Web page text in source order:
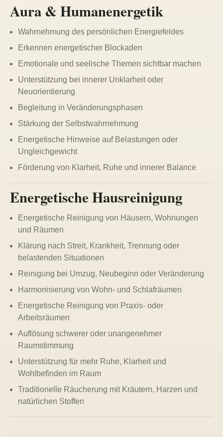
Aura & Humanenergetik
Wahrnehmung des persönlichen Energiefeldes
Erkennen energetischer Blockaden
Emotionale und seelische Themen sichtbar machen
Unterstützung bei innerer Unklarheit oder
Neuorientierung
Begleitung in Veränderungsphasen
Stärkung der Selbstwahrnehmung
Energetische Hinweise auf Belastungen oder
Ungleichgewicht
Förderung von Klarheit, Ruhe und innerer Balance
Energetische Hausreinigung
Energetische Reinigung von Häusern, Wohnungen
und Räumen
Klärung nach Streit, Krankheit, Trennung oder
belastenden Situationen
Reinigung bei Umzug, Neubeginn oder Veränderung
Harmonisierung von Wohn- und Schlafräumen
Energetische Reinigung von Praxis- oder
Arbeitsräumen
Auflösung schwerer oder unangenehmer
Raumstimmung
Unterstützung für mehr Ruhe, Klarheit und
Wohlbefinden im Raum
Traditionelle Räucherung mit Kräutern, Harzen und
natürlichen Stoffen